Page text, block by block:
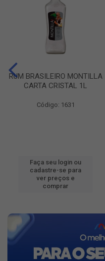
RUM BRASILEIRO MONTILLA
CARTA CRISTAL 1L
Código: 1631
Faça seu login ou
cadastre-se para
ver preços e
comprar